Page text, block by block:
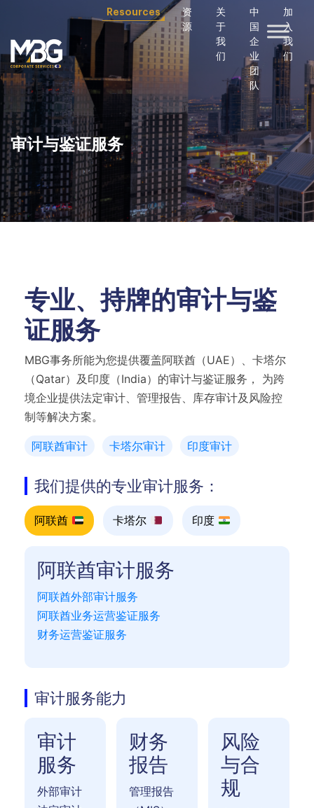
Resources
资
源
关
于
我
们
中
国
企
业
团
队
加
入
我
们
审计与鉴证服务
专业、持牌的审计与鉴
证服务
MBG事务所能为您提供覆盖阿联酋（UAE）、卡塔尔
（Qatar）及印度（India）的审计与鉴证服务， 为跨
境企业提供法定审计、管理报告、库存审计及风险控
制等解决方案。
阿联酋审计 卡塔尔审计 印度审计
我们提供的专业审计服务：
阿联酋 卡塔尔 印度
阿联酋审计服务
阿联酋外部审计服务
阿联酋业务运营鉴证服务
财务运营鉴证服务
审计服务能力
审计
服务
外部审计
财务
报告
管理报告
风险
与合
规